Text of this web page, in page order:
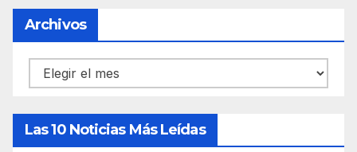
Archivos
Archivos
Las 10 Noticias Más Leídas